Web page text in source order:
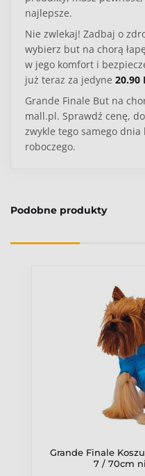
najlepsze.
Nie zwlekaj! Zadbaj o
wybierz but na chorą łapę
w jego komfort i
już teraz za jedyne 20.90
Grande Finale But na
mall.pl. Sprawdź cenę,
zwykle tego samego
roboczego.
Podobne produkty
Grande Finale
7 / 70cm